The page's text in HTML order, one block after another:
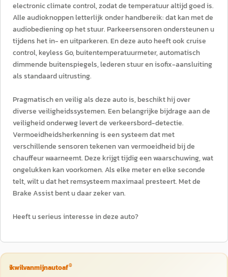
electronic climate control, zodat de temperatuur altijd goed is.
Alle audioknoppen letterlijk onder handbereik: dat kan met de
audiobediening op het stuur. Parkeersensoren ondersteunen u
tijdens het in- en uitparkeren. En deze auto heeft ook cruise
control, keyless Go, buitentemperatuurmeter, automatisch
dimmende buitenspiegels, lederen stuur en isofix-aansluiting
als standaard uitrusting.
Pragmatisch en veilig als deze auto is, beschikt hij over
diverse veiligheidssystemen. Een belangrijke bijdrage aan de
veiligheid onderweg levert de verkeersbord-detectie.
Vermoeidheidsherkenning is een systeem dat met
verschillende sensoren tekenen van vermoeidheid bij de
chauffeur waarneemt. Deze krijgt tijdig een waarschuwing, wat
ongelukken kan voorkomen. Als elke meter en elke seconde
telt, wilt u dat het remsysteem maximaal presteert. Met de
Brake Assist bent u daar zeker van.
Heeft u serieus interesse in deze auto?
ikwilvanmijnautoaf®